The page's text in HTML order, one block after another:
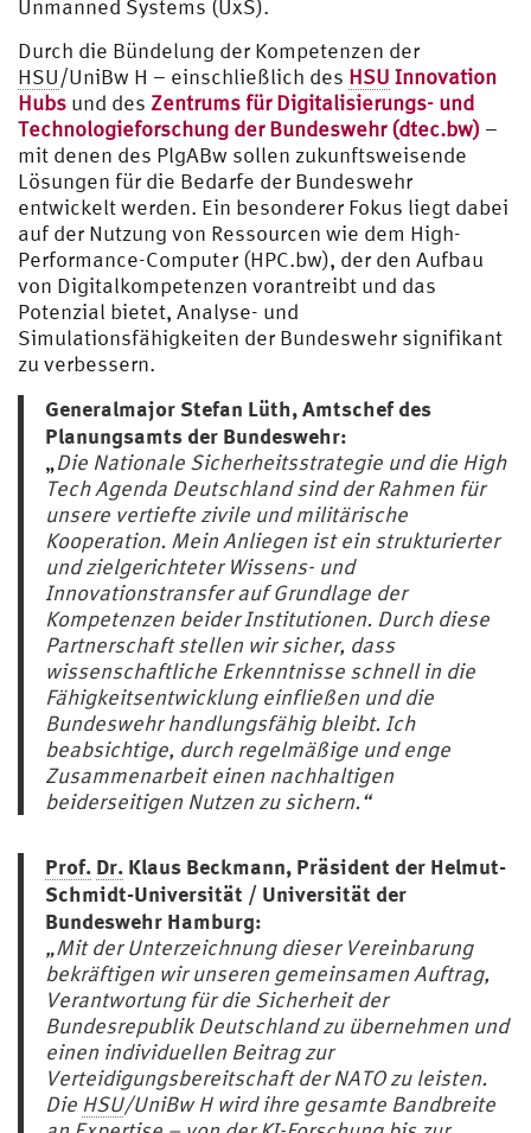
Unmanned Systems (UxS).
Durch die Bündelung der Kompetenzen der
HSU/UniBw H – einschließlich des HSU Innovation
Hubs und des Zentrums für Digitalisierungs- und
Technologieforschung der Bundeswehr (dtec.bw) –
mit denen des PlgABw sollen zukunftsweisende
Lösungen für die Bedarfe der Bundeswehr
entwickelt werden. Ein besonderer Fokus liegt dabei
auf der Nutzung von Ressourcen wie dem High-
Performance-Computer (HPC.bw), der den Aufbau
von Digitalkompetenzen vorantreibt und das
Potenzial bietet, Analyse- und
Simulationsfähigkeiten der Bundeswehr signifikant
zu verbessern.
Generalmajor Stefan Lüth, Amtschef des
Planungsamts der Bundeswehr:
„Die Nationale Sicherheitsstrategie und die High
Tech Agenda Deutschland sind der Rahmen für
unsere vertiefte zivile und militärische
Kooperation. Mein Anliegen ist ein strukturierter
und zielgerichteter Wissens- und
Innovationstransfer auf Grundlage der
Kompetenzen beider Institutionen. Durch diese
Partnerschaft stellen wir sicher, dass
wissenschaftliche Erkenntnisse schnell in die
Fähigkeitsentwicklung einfließen und die
Bundeswehr handlungsfähig bleibt. Ich
beabsichtige, durch regelmäßige und enge
Zusammenarbeit einen nachhaltigen
beiderseitigen Nutzen zu sichern.“
Prof. Dr.Klaus Beckmann, Präsident der Helmut-
Schmidt-Universität / Universität der
Bundeswehr Hamburg:
„Mit der Unterzeichnung dieser Vereinbarung
bekräftigen wir unseren gemeinsamen Auftrag,
Verantwortung für die Sicherheit der
Bundesrepublik Deutschland zu übernehmen und
einen individuellen Beitrag zur
Verteidigungsbereitschaft der NATO zu leisten.
Die HSU/UniBw H wird ihre gesamte Bandbreite